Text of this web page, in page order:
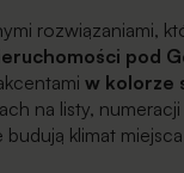
rozwiązaniami,
pod
w kolorze
na listy, numeracji
klimat miejsca